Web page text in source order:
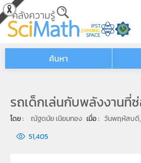
Skip to main content
ค้นหา
รถเด็กเล่นกับพลังงานที่
โดย : ณัฐดนัย เนียมทอง เมื่อ : วันพฤหัสบดี,
51,405